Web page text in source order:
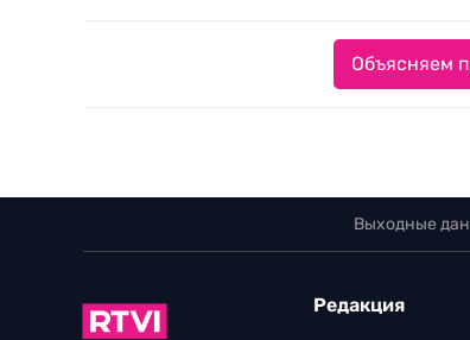
Объясняем
Выходные
Редакция